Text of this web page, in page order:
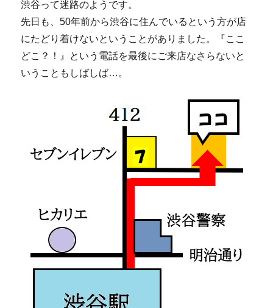
渋谷って迷路のようです。
先日も、50年前から渋谷に住んでいるという方が店
にたどり着けないということがありました。『ここ
どこ？！』という電話を最後にご来店なさらないと
いうこともしばしば…。